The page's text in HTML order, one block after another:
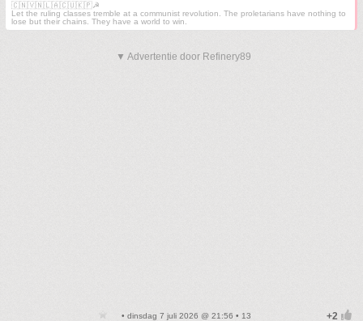
🇨🇳🇻🇳🇱🇦🇨🇺🇰🇵☭
Let the ruling classes tremble at a communist revolution. The proletarians have nothing to
lose but their chains. They have a world to win.
▼ Advertentie door Refinery89
• dinsdag 7 juli 2026 @ 21:56 • 13